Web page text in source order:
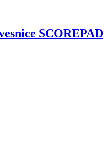
SCOREPAD